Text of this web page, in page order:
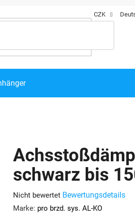
CZK
schwarz bis
Die
durchschnittliche
Nicht bewertet Bewertungsdetails
Marke: pro brzd. sys. AL-KO